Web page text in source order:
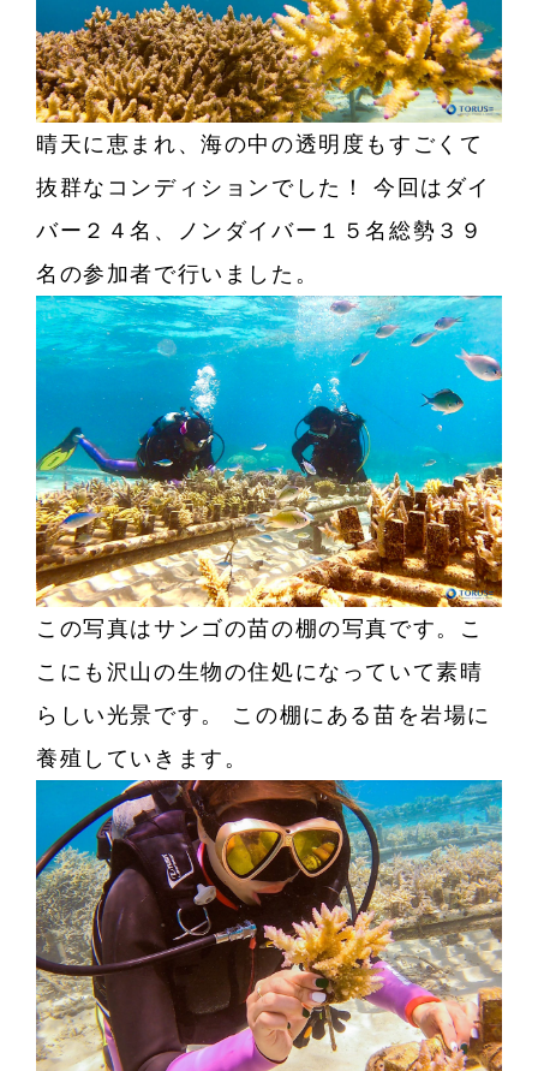
晴天に恵まれ、海の中の透明度もすごくて
抜群なコンディションでした！ 今回はダイ
バー２４名、ノンダイバー１５名総勢３９
名の参加者で行いました。
この写真はサンゴの苗の棚の写真です。こ
こにも沢山の生物の住処になっていて素晴
らしい光景です。 この棚にある苗を岩場に
養殖していきます。